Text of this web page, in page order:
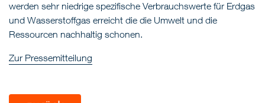
werden sehr niedrige spezifische Verbrauchswerte für Erdgas
und Wasserstoffgas erreicht die die Umwelt und die
Ressourcen nachhaltig schonen.
Zur Pressemitteilung